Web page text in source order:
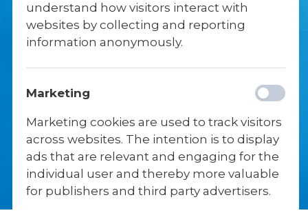
VES10GIA
korte træk er et dannelsesfag, hvor du i
skolen, samfundet og verden. Det handler
om, at blive klogere på sig selv, blive
udfordret både mentalt og fysisk, og at
udvide sin horisont.
understand how visitors interact with
websites by collecting and reporting
information anonymously.
Marketing
Marketing cookies are used to track visitors
across websites. The intention is to display
ads that are relevant and engaging for the
individual user and thereby more valuable
for publishers and third party advertisers.